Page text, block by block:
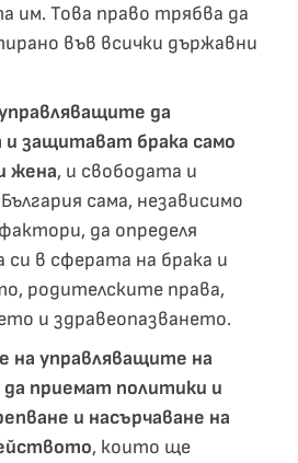
им. Това право трябва да
във всички държавни
да
защитават брака само
жена, и свободата и
сама, независимо
да определя
в сферата на брака и
родителските права,
и здравеопазването.
на управляващите на
да приемат политики и
и насърчаване на
, които ще